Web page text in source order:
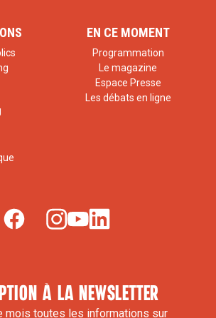
EN CE MOMENT
Programmation
Le magazine
Espace Presse
Les débats en ligne
à la newsletter
mois toutes les informations sur